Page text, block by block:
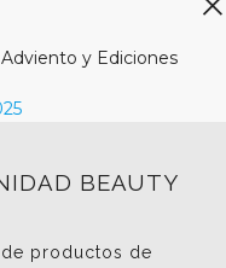
y Ediciones
BEAUTY
productos de